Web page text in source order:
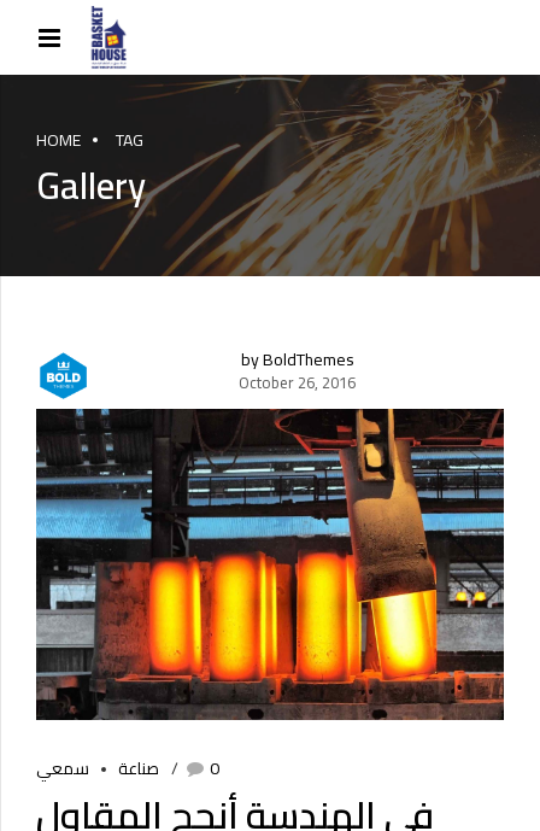
HOME TAG
Gallery
by BoldThemes
October 26, 2016
سمعي صناعة 0
في الهندسة أنجح المقاول